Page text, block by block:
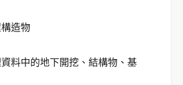
造物
料中的地下開挖、結構物、基